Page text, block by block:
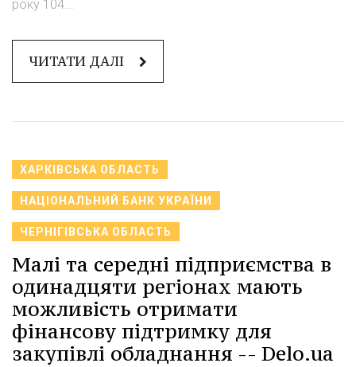
року 104...
ЧИТАТИ ДАЛІ
ХАРКІВСЬКА ОБЛАСТЬ
НАЦІОНАЛЬНИЙ БАНК УКРАЇНИ
ЧЕРНІГІВСЬКА ОБЛАСТЬ
Малі та середні підприємства в
одинадцяти регіонах мають
можливість отримати
фінансову підтримку для
закупівлі обладнання -- Delo.ua